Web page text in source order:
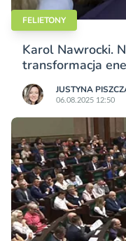
FELIETONY
Karol Nawrocki.
transformacja
JUSTYNA
06.08.2025 12:50